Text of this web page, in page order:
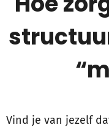
Vind je van jezelf